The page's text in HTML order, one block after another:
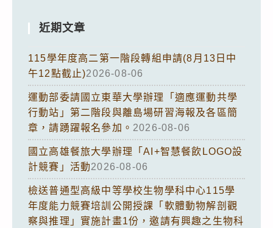
近期文章
115學年度高二第一階段轉組申請(8月13日中
午12點截止)2026-08-06
運動部委請國立東華大學辦理「適應運動共學
行動站」第二階段與離島場研習海報及各區簡
章，請踴躍報名參加。 2026-08-06
國立高雄餐旅大學辦理「AI+智慧餐飲LOGO設
計競賽」活動2026-08-06
檢送普通型高級中等學校生物學科中心115學
年度能力競賽培訓公開授課「軟體動物解剖觀
察與推理」實施計畫1份，邀請有興趣之生物科